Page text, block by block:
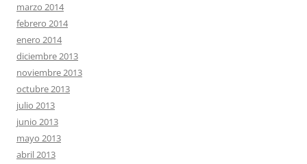
marzo 2014
febrero 2014
enero 2014
diciembre 2013
noviembre 2013
octubre 2013
julio 2013
junio 2013
mayo 2013
abril 2013